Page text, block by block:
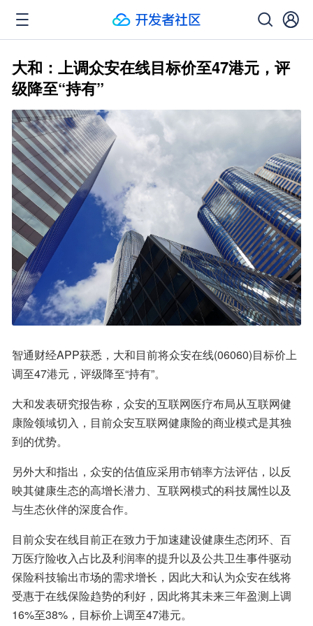
大和：上调众安在线目标价至47港元，评
级降至“持有”
智通财经APP获悉，大和目前将众安在线(06060)目标价上
调至47港元，评级降至“持有”。
大和发表研究报告称，众安的互联网医疗布局从互联网健
康险领域切入，目前众安互联网健康险的商业模式是其独
到的优势。
另外大和指出，众安的估值应采用市销率方法评估，以反
映其健康生态的高增长潜力、互联网模式的科技属性以及
与生态伙伴的深度合作。
目前众安在线目前正在致力于加速建设健康生态闭环、百
万医疗险收入占比及利润率的提升以及公共卫生事件驱动
保险科技输出市场的需求增长，因此大和认为众安在线将
受惠于在线保险趋势的利好，因此将其未来三年盈测上调
16%至38%，目标价上调至47港元。